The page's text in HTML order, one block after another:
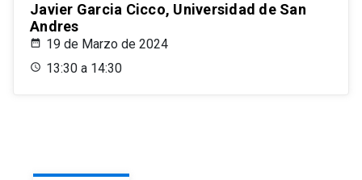
Javier Garcia Cicco, Universidad de San
Andres
19 de Marzo de 2024
13:30 a 14:30